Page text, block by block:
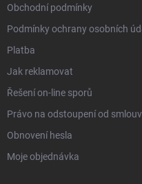
Obchodní podmínky
Podmínky ochrany osobních
Platba
Jak reklamovat
Řešení on-line sporů
Právo na odstoupení od
Obnovení hesla
Moje objednávka